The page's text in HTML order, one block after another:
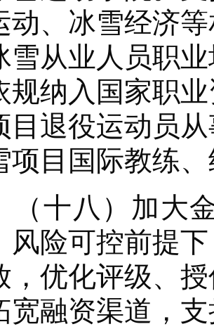
动、冰雪经济
雪从业人员职
规纳入国家职
目退役运动员
项目国际教练
八）加大金
风险可控前提
，优化评级、
宽融资渠道，